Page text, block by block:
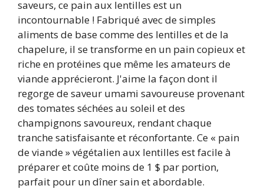
saveurs, ce pain aux lentilles est un
incontournable ! Fabriqué avec de simples
aliments de base comme des lentilles et de la
chapelure, il se transforme en un pain copieux et
riche en protéines que même les amateurs de
viande apprécieront. J'aime la façon dont il
regorge de saveur umami savoureuse provenant
des tomates séchées au soleil et des
champignons savoureux, rendant chaque
tranche satisfaisante et réconfortante. Ce « pain
de viande » végétalien aux lentilles est facile à
préparer et coûte moins de 1 $ par portion,
parfait pour un dîner sain et abordable.